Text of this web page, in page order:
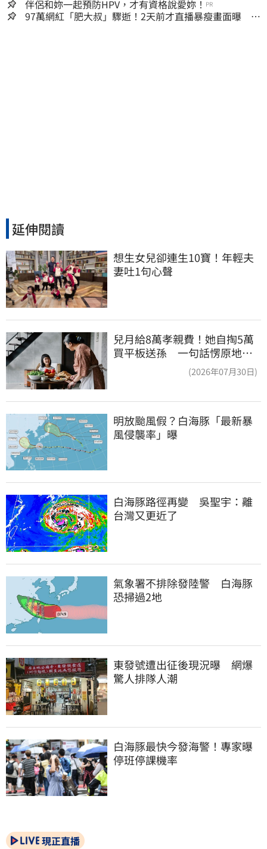
嫌晚！
伴侶和妳一起預防HPV，才有資格說愛妳！ PR
97萬網紅「肥大叔」驟逝！2天前才直播暴瘦畫面曝 網
延伸閱讀
想生女兒卻連生10寶！年輕夫
妻吐1句心聲
兒月給8萬孝親費！她自掏5萬
買平板送孫 一句話愣原地
(2026年07月30日)
明放颱風假？白海豚「最新暴
風侵襲率」曝
白海豚路徑再變　吳聖宇：離
台灣又更近了
氣象署不排除發陸警　白海豚
恐掃過2地
東發號遭出征後現況曝　網爆
驚人排隊人潮
白海豚最快今發海警！專家曝
停班停課機率
現正直播